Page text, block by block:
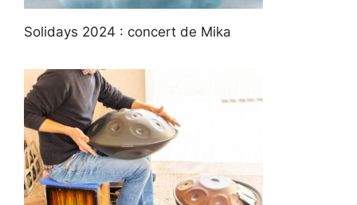
Solidays 2024 : concert de Mika